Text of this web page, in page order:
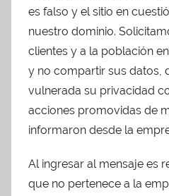
es falso y el sitio en
nuestro dominio.
clientes y a la población
y no compartir sus datos,
vulnerada su privacidad
acciones promovidas de
informaron desde la
Al ingresar al mensaje es
que no pertenece a la